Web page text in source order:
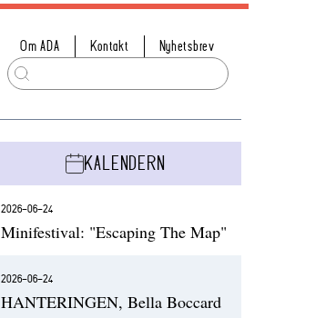
Om ADA Kontakt Nyhetsbrev
KALENDERN
2026-06-24
Minifestival: "Escaping The Map"
2026-06-24
HANTERINGEN, Bella Boccard